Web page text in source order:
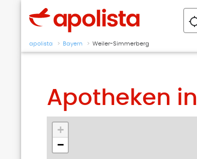
apolista Bayern Weiler-Simmerberg
Apotheken
+
−